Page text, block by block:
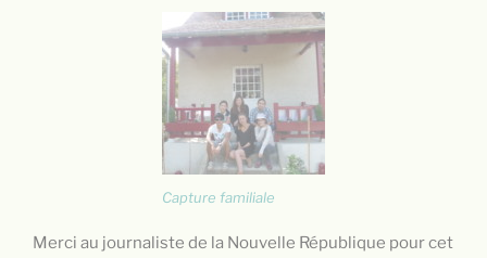
Capture familiale
Merci au journaliste de la Nouvelle République pour cet